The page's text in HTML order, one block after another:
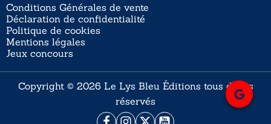
Conditions Générales de vente
Déclaration de confidentialité
Politique de cookies
Mentions légales
Jeux concours
Copyright © 2026 Le Lys Bleu Éditions tous droits
réservés